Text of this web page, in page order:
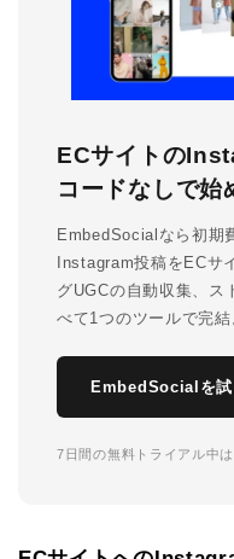
ECサイトの
コードなしで始
EmbedSocialなら初期
Instagram投稿をECサ
グUGCの自動収集、ス
べて1つのツールで完結
EmbedSocialを
7日間の無料トライアル中